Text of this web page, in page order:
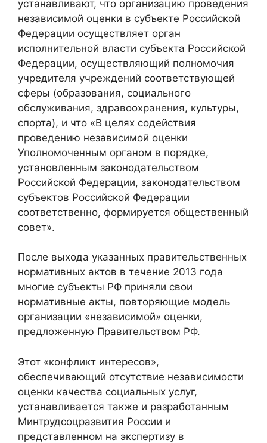
устанавливают, что организацию проведения
независимой оценки в субъекте Российской
Федерации осуществляет орган
исполнительной власти субъекта Российской
Федерации, осуществляющий полномочия
учредителя учреждений соответствующей
сферы (образования, социального
обслуживания, здравоохранения, культуры,
спорта), и что «В целях содействия
проведению независимой оценки
Уполномоченным органом в порядке,
установленным законодательством
Российской Федерации, законодательством
субъектов Российской Федерации
соответственно, формируется общественный
совет».
После выхода указанных правительственных
нормативных актов в течение 2013 года
многие субъекты РФ приняли свои
нормативные акты, повторяющие модель
организации «независимой» оценки,
предложенную Правительством РФ.
Этот «конфликт интересов»,
обеспечивающий отсутствие независимости
оценки качества социальных услуг,
устанавливается также и разработанным
Минтрудсоцразвития России и
представленном на экспертизу в